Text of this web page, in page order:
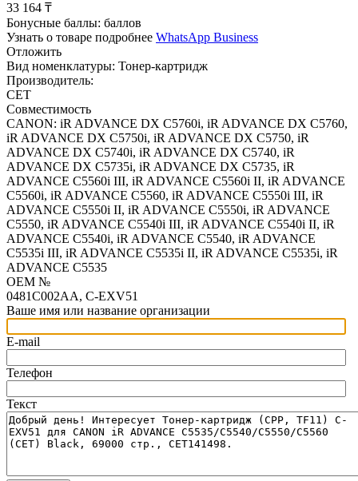
33 164 ₸
Бонусные баллы: баллов
Узнать о товаре подробнее WhatsApp Business
Отложить
Вид номенклатуры: Тонер-картридж
Производитель:
CET
Совместимость
CANON: iR ADVANCE DX C5760i, iR ADVANCE DX C5760,
iR ADVANCE DX C5750i, iR ADVANCE DX C5750, iR
ADVANCE DX C5740i, iR ADVANCE DX C5740, iR
ADVANCE DX C5735i, iR ADVANCE DX C5735, iR
ADVANCE C5560i III, iR ADVANCE C5560i II, iR ADVANCE
C5560i, iR ADVANCE C5560, iR ADVANCE C5550i III, iR
ADVANCE C5550i II, iR ADVANCE C5550i, iR ADVANCE
C5550, iR ADVANCE C5540i III, iR ADVANCE C5540i II, iR
ADVANCE C5540i, iR ADVANCE C5540, iR ADVANCE
C5535i III, iR ADVANCE C5535i II, iR ADVANCE C5535i, iR
ADVANCE C5535
OEM №
0481C002AA, C-EXV51
Ваше имя или название организации
E-mail
Телефон
Текст